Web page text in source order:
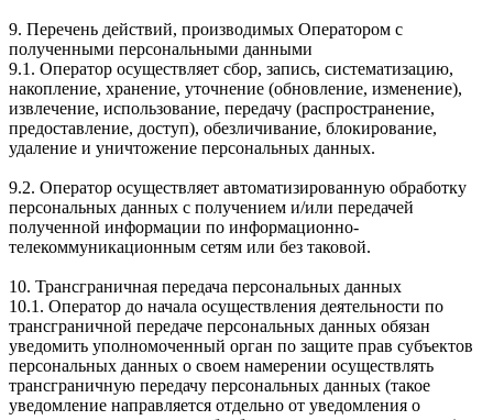
9. Перечень действий, производимых Оператором с
полученными персональными данными
9.1. Оператор осуществляет сбор, запись, систематизацию,
накопление, хранение, уточнение (обновление, изменение),
извлечение, использование, передачу (распространение,
предоставление, доступ), обезличивание, блокирование,
удаление и уничтожение персональных данных.
9.2. Оператор осуществляет автоматизированную обработку
персональных данных с получением и/или передачей
полученной информации по информационно-
телекоммуникационным сетям или без таковой.
10. Трансграничная передача персональных данных
10.1. Оператор до начала осуществления деятельности по
трансграничной передаче персональных данных обязан
уведомить уполномоченный орган по защите прав субъектов
персональных данных о своем намерении осуществлять
трансграничную передачу персональных данных (такое
уведомление направляется отдельно от уведомления о